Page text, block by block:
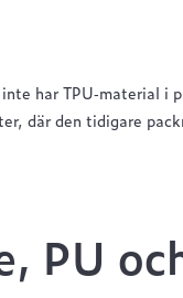
har TPU‑material i
där den tidigare
PU